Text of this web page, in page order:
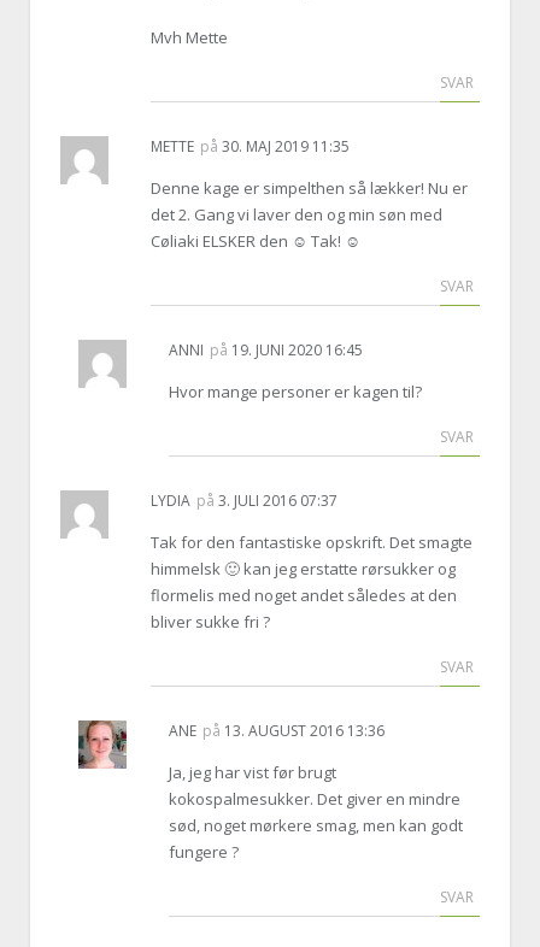
Mvh Mette
SVAR
METTE på 30. MAJ 2019 11:35
Denne kage er simpelthen så lækker! Nu er
det 2. Gang vi laver den og min søn med
Cøliaki ELSKER den ☺️ Tak! ☺️
SVAR
ANNI på 19. JUNI 2020 16:45
Hvor mange personer er kagen til?
SVAR
LYDIA på 3. JULI 2016 07:37
Tak for den fantastiske opskrift. Det smagte
himmelsk 🙂 kan jeg erstatte rørsukker og
flormelis med noget andet således at den
bliver sukke fri ?
SVAR
ANE på 13. AUGUST 2016 13:36
Ja, jeg har vist før brugt
kokospalmesukker. Det giver en mindre
sød, noget mørkere smag, men kan godt
fungere ?
SVAR